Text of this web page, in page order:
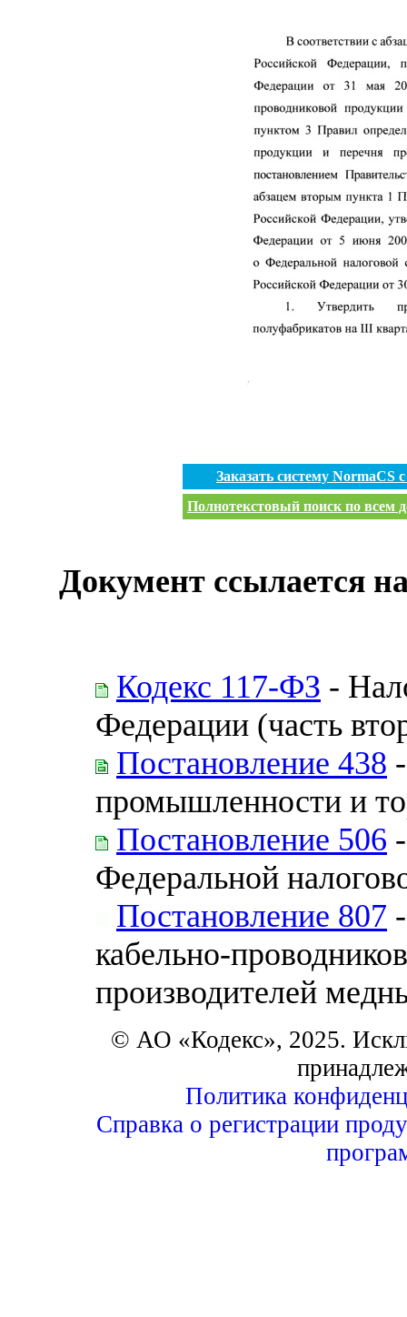
Заказать систему
Полнотекстовый поиск по всем
Документ ссылается
Кодекс 117-ФЗ -
Федерации (часть
Постановление 438
промышленности и
Постановление 506
Федеральной
Постановление 807
кабельно-
производителей
© АО «Кодекс», 2025.
Политика
Справка о регистрации